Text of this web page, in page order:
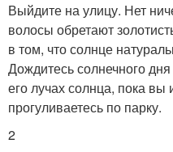
Выйдите на улицу. Нет
волосы обретают
в том, что солнце
Дождитесь солнечного
его лучах солнца, пока вы
прогуливаетесь по парку.
2